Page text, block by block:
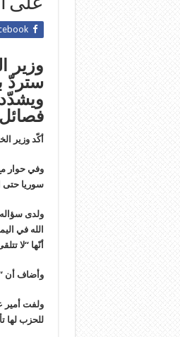
وزير
ستردّ
أكّد وزير
وفي حوار
سوريا حتى
ولدى
الله في
أنّها “لا
وأضاف أن
ولفت أمير
للحزب لها